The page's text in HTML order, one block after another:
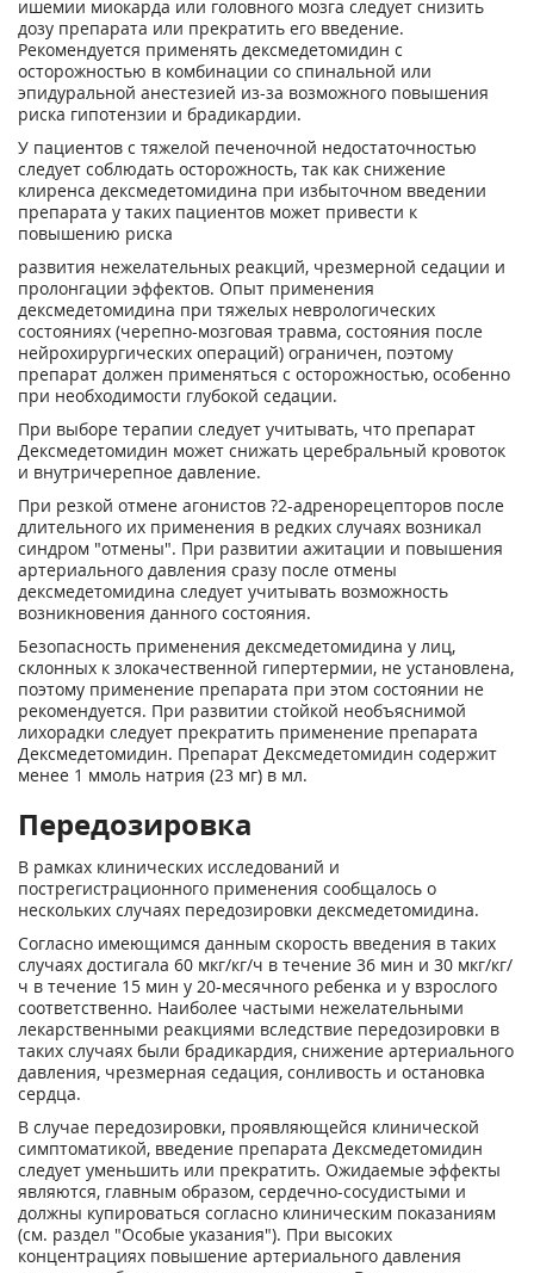
ишемии миокарда или головного мозга следует снизить
дозу препарата или прекратить его введение.
Рекомендуется применять дексмедетомидин с
осторожностью в комбинации со спинальной или
эпидуральной анестезией из-за возможного повышения
риска гипотензии и брадикардии.
У пациентов с тяжелой печеночной недостаточностью
следует соблюдать осторожность, так как снижение
клиренса дексмедетомидина при избыточном введении
препарата у таких пациентов может привести к
повышению риска
развития нежелательных реакций, чрезмерной седации и
пролонгации эффектов. Опыт применения
дексмедетомидина при тяжелых неврологических
состояниях (черепно-мозговая травма, состояния после
нейрохирургических операций) ограничен, поэтому
препарат должен применяться с осторожностью, особенно
при необходимости глубокой седации.
При выборе терапии следует учитывать, что препарат
Дексмедетомидин может снижать церебральный кровоток
и внутричерепное давление.
При резкой отмене агонистов ?2-адренорецепторов после
длительного их применения в редких случаях возникал
синдром "отмены". При развитии ажитации и повышения
артериального давления сразу после отмены
дексмедетомидина следует учитывать возможность
возникновения данного состояния.
Безопасность применения дексмедетомидина у лиц,
склонных к злокачественной гипертермии, не установлена,
поэтому применение препарата при этом состоянии не
рекомендуется. При развитии стойкой необъяснимой
лихорадки следует прекратить применение препарата
Дексмедетомидин. Препарат Дексмедетомидин содержит
менее 1 ммоль натрия (23 мг) в мл.
Передозировка
В рамках клинических исследований и
пострегистрационного применения сообщалось о
нескольких случаях передозировки дексмедетомидина.
Согласно имеющимся данным скорость введения в таких
случаях достигала 60 мкг/кг/ч в течение 36 мин и 30 мкг/кг/
ч в течение 15 мин у 20-месячного ребенка и у взрослого
соответственно. Наиболее частыми нежелательными
лекарственными реакциями вследствие передозировки в
таких случаях были брадикардия, снижение артериального
давления, чрезмерная седация, сонливость и остановка
сердца.
В случае передозировки, проявляющейся клинической
симптоматикой, введение препарата Дексмедетомидин
следует уменьшить или прекратить. Ожидаемые эффекты
являются, главным образом, сердечно-сосудистыми и
должны купироваться согласно клиническим показаниям
(см. раздел "Особые указания"). При высоких
концентрациях повышение артериального давления